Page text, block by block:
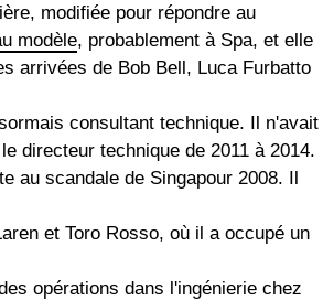
modifiée pour répondre au
modèle, probablement à Spa, et elle
arrivées de Bob Bell, Luca Furbatto
consultant technique. Il n'avait
directeur technique de 2011 à 2014.
au scandale de Singapour 2008. Il
et Toro Rosso, où il a occupé un
opérations dans l'ingénierie chez